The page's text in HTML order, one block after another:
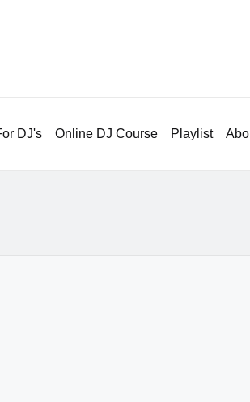
DJ's Online DJ Course Playlist